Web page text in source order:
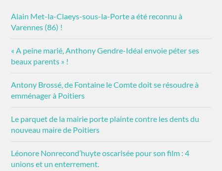
Alain Met-la-Claeys-sous-la-Porte a été reconnu à
Varennes (86) !
« A peine marié, Anthony Gendre-Idéal envoie péter ses
beaux parents » !
Antony Brossé, de Fontaine le Comte doit se résoudre à
emménager à Poitiers
Le parquet de la mairie porte plainte contre les dents du
nouveau maire de Poitiers
Léonore Nonrecond’huyte oscarisée pour son film : 4
unions et un enterrement.